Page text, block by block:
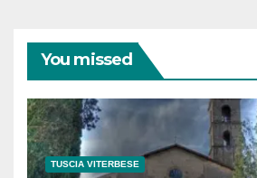
You missed
TUSCIA VITERBESE